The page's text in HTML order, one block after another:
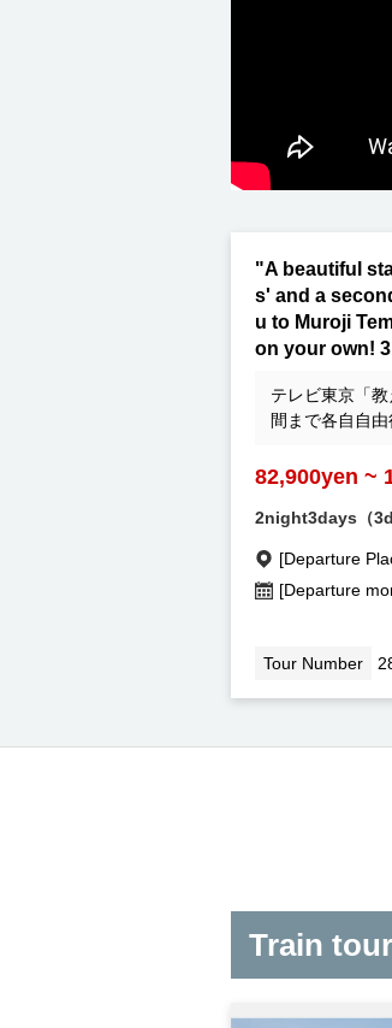
"A beautiful
s' and a
u to Muroji
on your own!
テレビ東京「
間まで各自自由
82,900yen ~
2night3days（
[Departure
[Departure
Tour Number
Train tour